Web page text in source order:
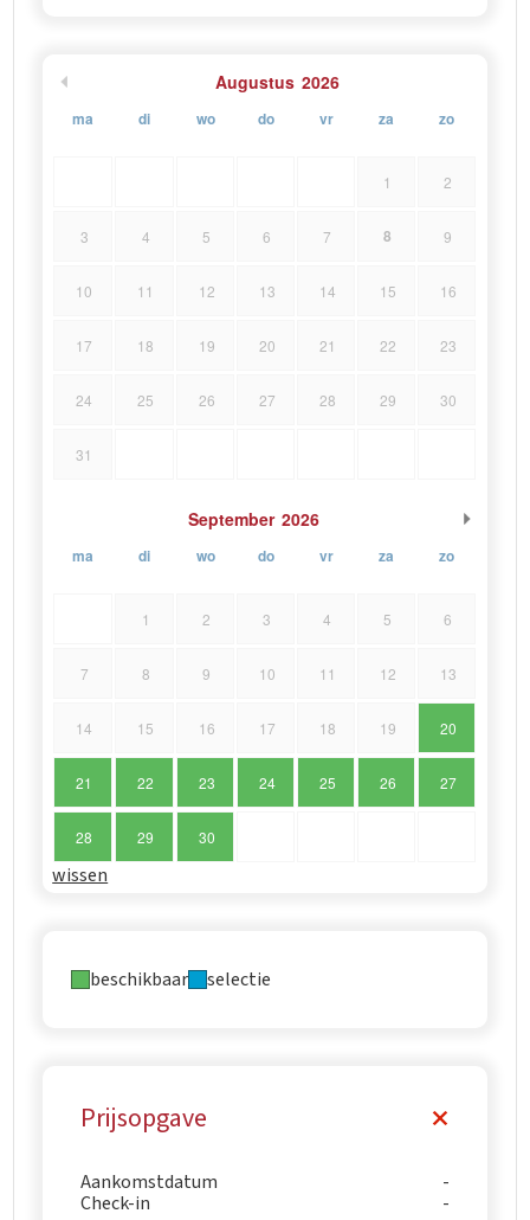
Augustus 2026
ma di wo do vr za zo
1 2
3 4 5 6 7 8 9
10 11 12 13 14 15 16
17 18 19 20 21 22 23
24 25 26 27 28 29 30
31
September 2026
ma di wo do vr za zo
1 2 3 4 5 6
7 8 9 10 11 12 13
14 15 16 17 18 19 20
21 22 23 24 25 26 27
28 29 30
wissen
beschikbaar selectie
Prijsopgave
Aankomstdatum
Check-in